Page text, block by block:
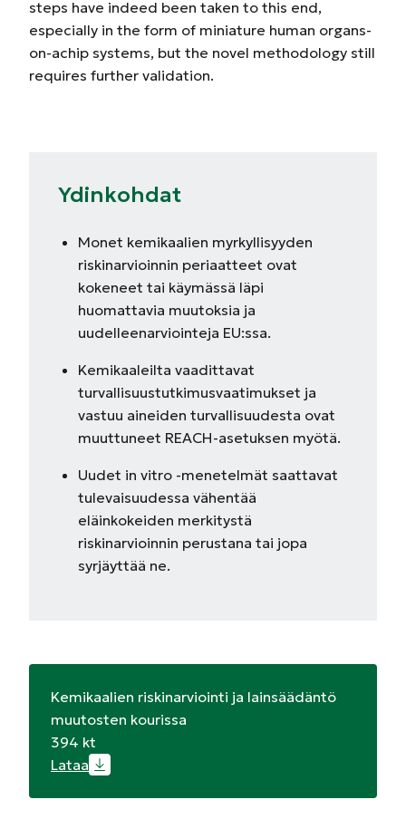
steps have indeed been taken to this end,
especially in the form of miniature human organs-
on-achip systems, but the novel methodology still
requires further validation.
Ydinkohdat
Monet kemikaalien myrkyllisyyden
riskinarvioinnin periaatteet ovat
kokeneet tai käymässä läpi
huomattavia muutoksia ja
uudelleenarviointeja EU:ssa.
Kemikaaleilta vaadittavat
turvallisuustutkimusvaatimukset ja
vastuu aineiden turvallisuudesta ovat
muuttuneet REACH-asetuksen myötä.
Uudet in vitro -menetelmät saattavat
tulevaisuudessa vähentää
eläinkokeiden merkitystä
riskinarvioinnin perustana tai jopa
syrjäyttää ne.
Kemikaalien riskinarviointi ja lainsäädäntö
muutosten kourissa
394 kt
Lataa